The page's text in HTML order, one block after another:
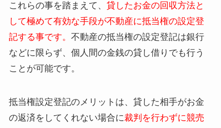
これらの事を踏まえて、 貸したお金の回収方法と
して極めて有効な手段が不動産に抵当権の設定登
記する事です。 不動産の抵当権の設定登記は銀行
などに限らず、個人間の金銭の貸し借りでも行う
ことが可能です。
抵当権設定登記のメリットは、貸した相手がお金
の返済をしてくれない場合に裁判を行わずに競売